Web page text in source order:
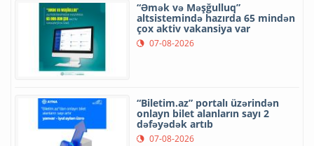
“Əmək və Məşğulluq”
altsistemində hazırda 65 mindən
çox aktiv vakansiya var
07-08-2026
“Biletim.az” portalı üzərindən
onlayn bilet alanların sayı 2
dəfəyədək artıb
07-08-2026